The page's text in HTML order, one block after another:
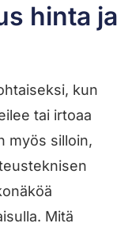
hinta ja
kun
tai irtoaa
myös silloin,
Mitä